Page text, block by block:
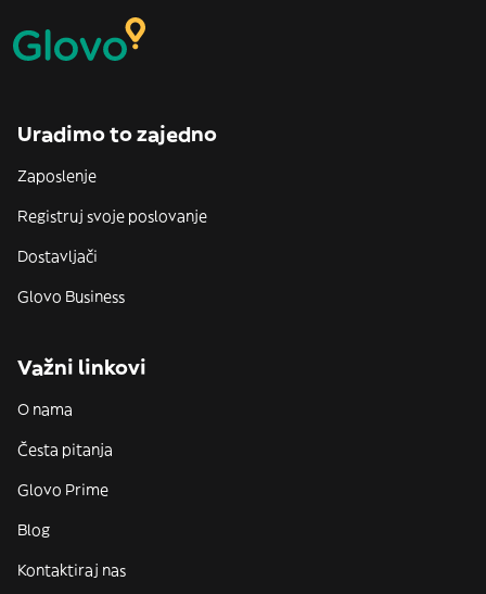
Uradimo to zajedno
Zaposlenje
Registruj svoje poslovanje
Dostavljači
Glovo Business
Važni linkovi
O nama
Česta pitanja
Glovo Prime
Blog
Kontaktiraj nas